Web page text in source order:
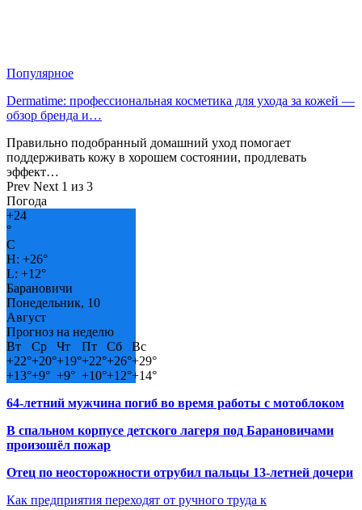
Популярное
Dermatime: профессиональная косметика для ухода за кожей —
обзор бренда и…
Правильно подобранный домашний уход помогает
поддерживать кожу в хорошем состоянии, продлевать
эффект…
Prev Next 1 из 3
Погода
+24
°
C
H: +26°
L: +12°
Барановичи
Понедельник, 10
Август
Прогноз на неделю
Вт
Ср Чт Пт Сб
Вс
+22°+20°+19°+22°+26°+29°
+13°+9° +9° +10°+12°+14°
64-летний мужчина погиб во время работы с мотоблоком
В спальном корпусе детского лагеря под Барановичами
произошёл пожар
Отец по неосторожности отрубил пальцы 13-летней дочери
Как предприятия переходят от ручного труда к